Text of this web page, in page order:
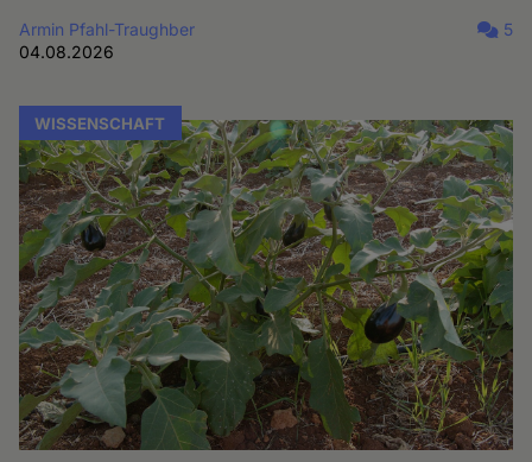
Armin Pfahl-Traughber
04.08.2026
5
WISSENSCHAFT